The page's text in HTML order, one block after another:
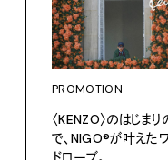
PROMOTION
〈KENZO〉のはじま
で、NIGO®が叶えた